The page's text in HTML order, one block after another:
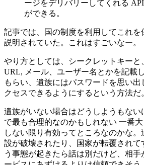
ージをデリバリーしてくれる
ができる。
記事では、国の制度を利用してこれを
説明されていた。これはすごいなー。
やり方としては、シークレットキー
URL, メール、ユーザー名とかを記載
もらい、遺族にはパスワードを思い
クセスできるようにするという方法だ
遺族がいない場合はどうしようもない
で最も合理的なのかもしれない 一番
しない限り有効ってところなのかな
設が破壊されたり、国家が転覆されて
う事態が起きたら話は別だけど、相